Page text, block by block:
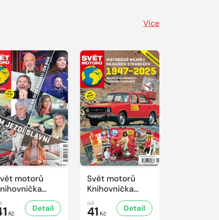
Více
motorů
2/2025
Kč
Detail
Svět motorů
Knihovnička
1/2025
od
41 Kč
Detail